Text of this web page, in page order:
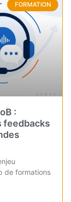
FORMATION
:
feedbacks
de formations